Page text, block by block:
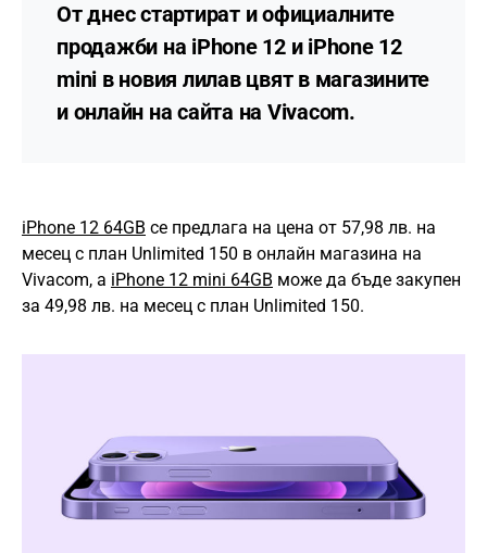
От днес стартират и официалните
продажби на iPhone 12 и iPhone 12
mini в новия лилав цвят в магазините
и онлайн на сайта на Vivacom.
iPhone 12 64GB се предлага на цена от 57,98 лв. на
месец с план Unlimited 150 в онлайн магазина на
Vivacom, a iPhone 12 mini 64GB може да бъде закупен
за 49,98 лв. на месец с план Unlimited 150.